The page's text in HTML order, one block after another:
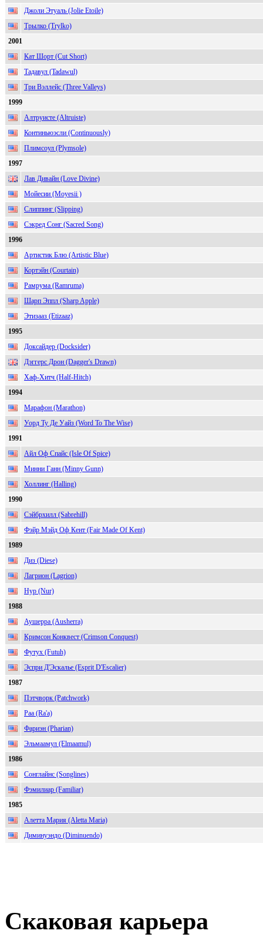
Джоли Этуаль (Jolie Etoile)
Трылко (Trylko)
2001
Кат Шорт (Cut Short)
Тадавул (Tadawul)
Три Вэллейс (Three Valleys)
1999
Алтруисте (Altruiste)
Континьюэсли (Continuously)
Плимсоул (Plymsole)
1997
Лав Дивайн (Love Divine)
Мойесии (Moyesii )
Слиппинг (Slipping)
Сэкред Сонг (Sacred Song)
1996
Артистик Блю (Artistic Blue)
Кортэйн (Courtain)
Рамрума (Ramruma)
Шарп Эппл (Sharp Apple)
Этизааз (Etizaaz)
1995
Доксайдер (Docksider)
Дэггерс Дрон (Dagger's Drawn)
Хаф-Хитч (Half-Hitch)
1994
Марафон (Marathon)
Уорд Ту Де Уайз (Word To The Wise)
1991
Айл Оф Спайс (Isle Of Spice)
Минни Ганн (Minny Gunn)
Холлинг (Halling)
1990
Сэйбрхилл (Sabrehill)
Фэйр Мэйд Оф Кент (Fair Made Of Kent)
1989
Диз (Diese)
Лагрион (Lagrion)
Нур (Nur)
1988
Аушерра (Ausherra)
Кримсон Конквест (Crimson Conquest)
Футух (Futuh)
Эспри Д'Эскалье (Esprit D'Escalier)
1987
Пэтчворк (Patchwork)
Раа (Ra'a)
Фариэн (Pharian)
Эльмаамул (Elmaamul)
1986
Сонглайнс (Songlines)
Фэмилиар (Familiar)
1985
Алетта Мария (Aletta Maria)
Диминуэндо (Diminuendo)
Скаковая карьера